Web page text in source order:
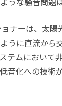
ナーは、太陽
うに直流から
テムにおいて
音化への技術